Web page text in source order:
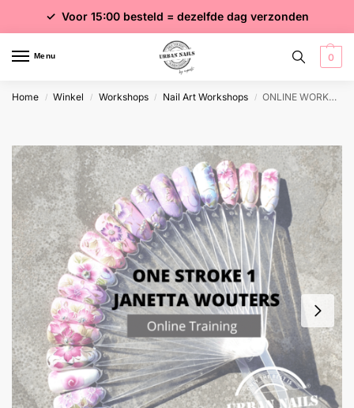
✓ Gratis verzending vanaf €75 excl. btw
✓ Voor 15:00 besteld = dezelfde dag verzonden
✓ Meer dan 4000 producten
Menu 0
Home / Winkel / Workshops / Nail Art Workshops / ONLINE WORKSHOP: One Stroke 1